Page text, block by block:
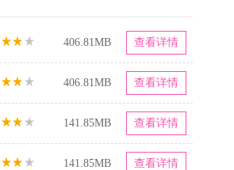
406.81MB 查看详情
406.81MB 查看详情
141.85MB 查看详情
141.85MB 查看详情